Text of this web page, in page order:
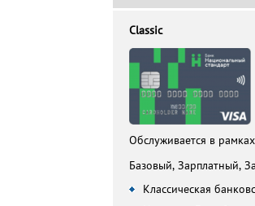
Classic
Обслуживается в
Базовый, Зарплатный,
Классическая